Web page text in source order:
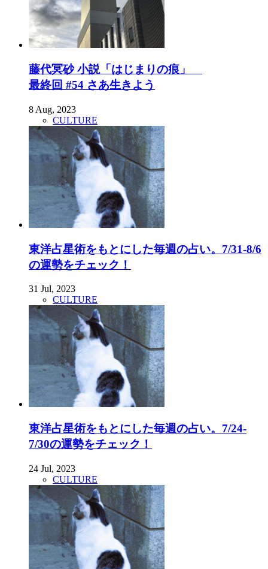
藤代冥砂 小説「はじまりの痕」
最終回 #54 さあ生きよう
8 Aug, 2023
CULTURE
東洋占星術をもとにした毎週の占い。7/31-8/6
の運勢をチェック！
31 Jul, 2023
CULTURE
東洋占星術をもとにした毎週の占い。7/24-
7/30の運勢をチェック！
24 Jul, 2023
CULTURE